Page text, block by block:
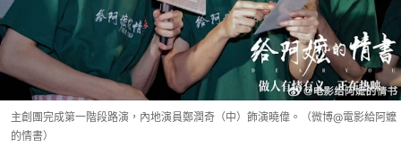
主創團完成第一階段路演，內地演員鄭潤奇（中）飾演曉偉。（微博@電影給阿嬤
的情書）